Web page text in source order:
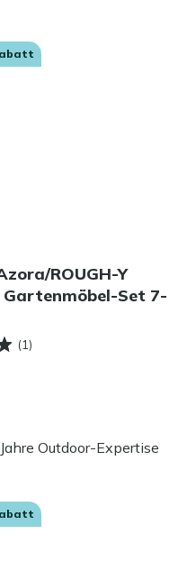
ROUGH-Y
Gartenmöbel-Set 7-
(1)
Outdoor-Expertise